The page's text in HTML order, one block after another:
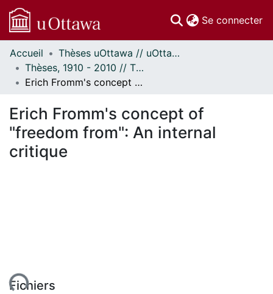
Se connecter
Communautés
et collections
Parcourir
À propos
Accueil
Thèses uOttawa // uOttawa Theses
Thèses, 1910 - 2010 // Theses, 1910 - 2010
Erich Fromm's concept of "freedom from": An internal critique
Erich Fromm's concept of
"freedom from": An internal
critique
Fichiers